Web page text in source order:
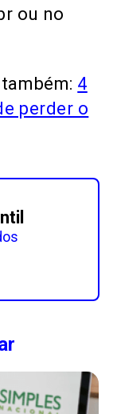
ou no
4
perder o